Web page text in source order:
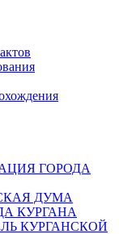
ГОРОДА
ДУМА
КУРГАНА
КУРГАНСКОЙ